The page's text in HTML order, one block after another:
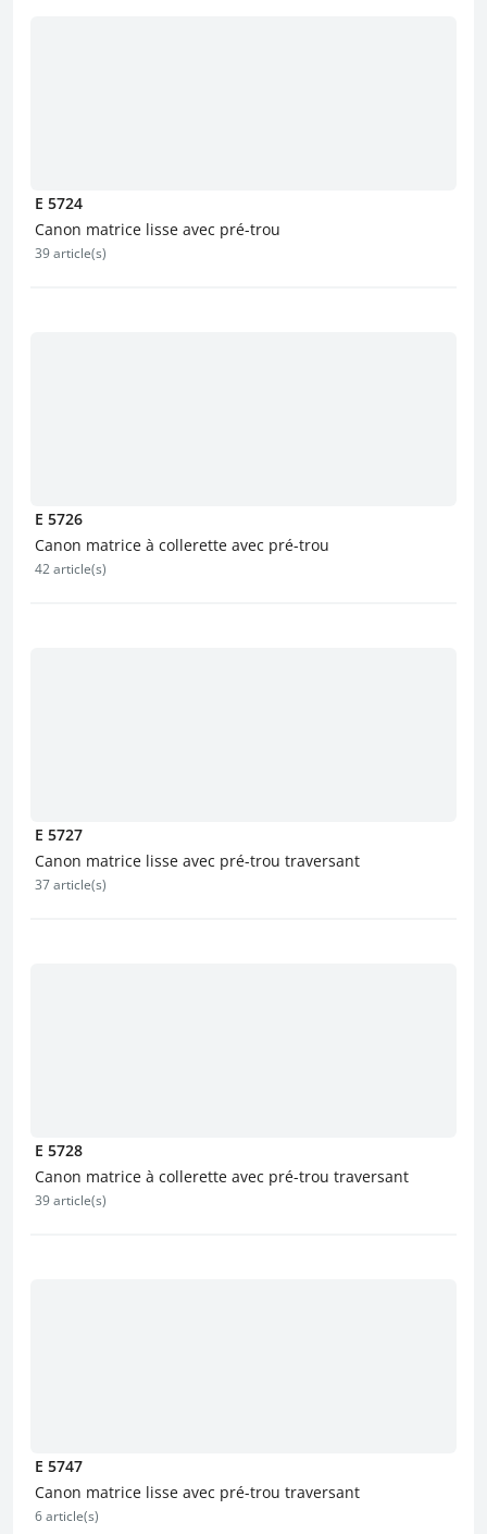
E 5724
Canon matrice lisse avec pré-trou
39 article(s)
E 5726
Canon matrice à collerette avec pré-trou
42 article(s)
E 5727
Canon matrice lisse avec pré-trou traversant
37 article(s)
E 5728
Canon matrice à collerette avec pré-trou traversant
39 article(s)
E 5747
Canon matrice lisse avec pré-trou traversant
6 article(s)